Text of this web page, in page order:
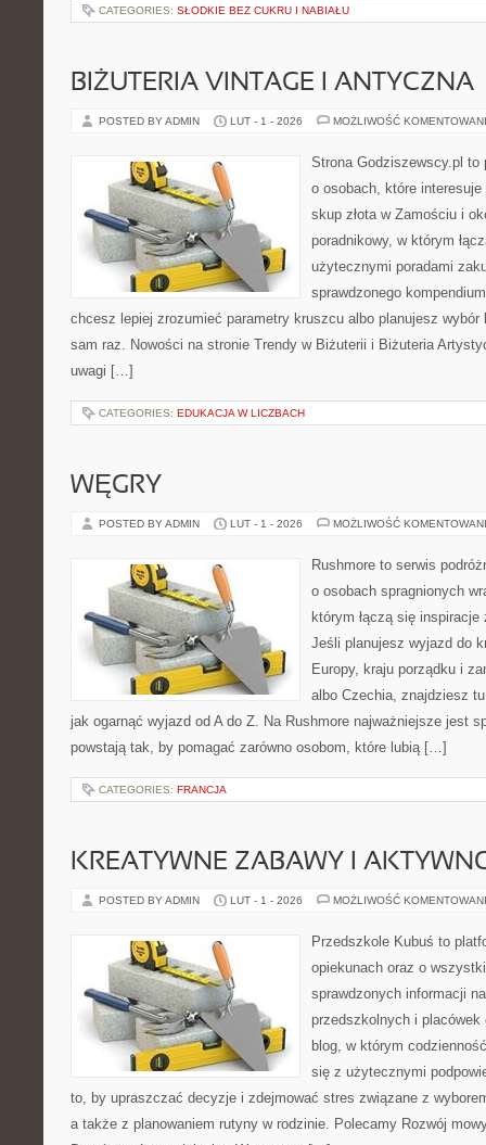
CATEGORIES: SŁODKIE BEZ CUKRU I NABIAŁU
BIŻUTERIA VINTAGE I ANTYCZNA
POSTED BY ADMIN LUT - 1 - 2026 MOŻLIWOŚĆ
Strona Godziszewscy.pl to
o osobach, które
skup złota w Zamościu i
poradnikowy, w którym
użytecznymi poradami
sprawdzonego
chcesz lepiej zrozumieć parametry kruszcu albo planujesz
sam raz. Nowości na stronie Trendy w Biżuterii i Biżuteria
uwagi […]
CATEGORIES: EDUKACJA W LICZBACH
WĘGRY
POSTED BY ADMIN LUT - 1 - 2026 MOŻLIWOŚĆ
Rushmore to serwis
o osobach spragnionych
którym łączą się
Jeśli planujesz wyjazd do
Europy, kraju porządku i
albo Czechia, znajdziesz
jak ogarnąć wyjazd od A do Z. Na Rushmore najważniejsze jest
powstają tak, by pomagać zarówno osobom, które lubią […]
CATEGORIES: FRANCJA
KREATYWNE ZABAWY I
POSTED BY ADMIN LUT - 1 - 2026 MOŻLIWOŚĆ
Przedszkole Kubuś to
opiekunach oraz o
sprawdzonych informacji
przedszkolnych i placówek
blog, w którym
się z użytecznymi
to, by upraszczać decyzje i zdejmować stres związane z
a także z planowaniem rutyny w rodzinie. Polecamy Rozwój